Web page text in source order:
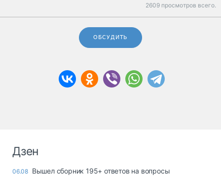
2609 просмотров всего.
ОБСУДИТЬ
Дзен
06.08 Вышел сборник 195+ ответов на вопросы